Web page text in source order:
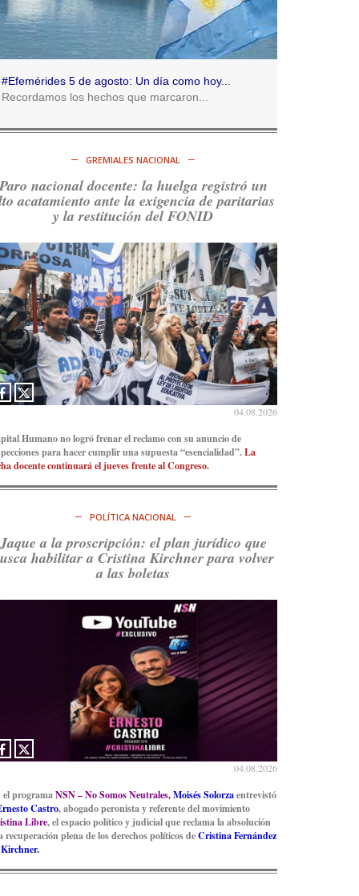
Consenso Patagónico
@consensopatagon
5d
Consenso Patagónico
sus derechos y por su organización. Hoy lo
a intentar.https://t.co/dOrTo1dv3D
Consenso Patagónico
@consensopatagon
5d
@caortega64: A#50AñosDelGolpe, la memoria
presente y es futuro.https://t.co/uhRcKnCCc5
Ver en X
Consenso Patagónico
@consensopatagon
5d
con Irán al petróleohttps://t.co/IInL9uYZvh
t.co/ytaelKSfHm
Consenso Patagónico
@consensopatagon
t.co/ihSIYIKptJ
Consenso Patagónico
@consensopatagon
: Asumimos una nueva etapa
en el Partido Justicialista de Campana, con el
orgullo de que el compañero
@caortega64vuelva
#Efemérides 5 de agosto: Un día como hoy...
Recordamos los hechos que marcaron...
GREMIALES NACIONAL
nacional docente: la huelga registró un
acatamiento ante la exigencia de paritarias
y la restitución del FONID
04.08.2026
Humano no logró frenar el reclamo con su anuncio de
para hacer cumplir una supuesta “esencialidad”.La
docente continuará el jueves frente al Congreso.
POLÍTICA NACIONAL
Jaque a la proscripción: el plan jurídico que
habilitar a Cristina Kirchner para volver
a las boletas
04.08.2026
el programaNSN – No Somos Neutrales,Moisés Solorzaentrevistó
Castro, abogado peronista y referente del movimiento
Libre, el espacio político y judicial que reclama la absolución
recuperación plena de los derechos políticos deCristina Fernández